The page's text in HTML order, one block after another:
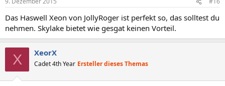
Das Haswell Xeon von JollyRoger ist perfekt so, das solltest du
nehmen. Skylake bietet wie gesgat keinen Vorteil.
X XeorX
Cadet 4th Year Ersteller dieses Themas